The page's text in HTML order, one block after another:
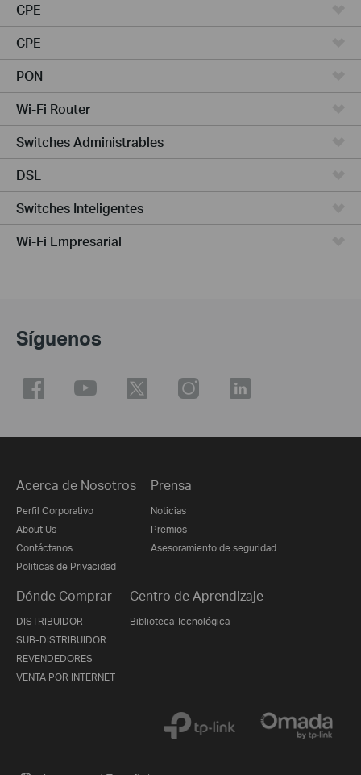
CPE
CPE
PON
Wi-Fi Router
Switches Administrables
DSL
Switches Inteligentes
Wi-Fi Empresarial
Síguenos
Acerca de Nosotros
Perfil Corporativo
About Us
Contáctanos
Politicas de Privacidad
Prensa
Noticias
Premios
Asesoramiento de seguridad
Dónde Comprar
DISTRIBUIDOR
SUB-DISTRIBUIDOR
REVENDEDORES
VENTA POR INTERNET
Centro de Aprendizaje
Biblioteca Tecnológica